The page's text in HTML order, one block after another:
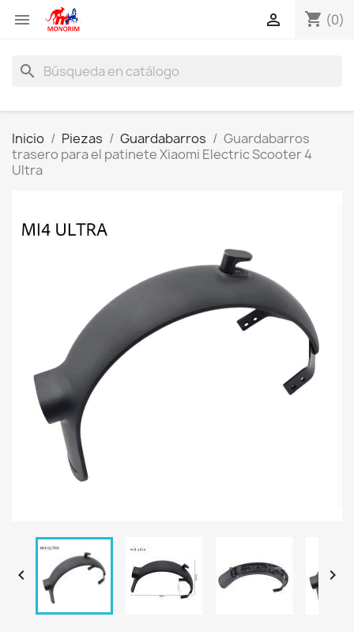
 shopping_cart (0)

search
Inicio Piezas Guardabarros
Guardabarros
trasero para el patinete Xiaomi Electric Scooter 4
Ultra
 